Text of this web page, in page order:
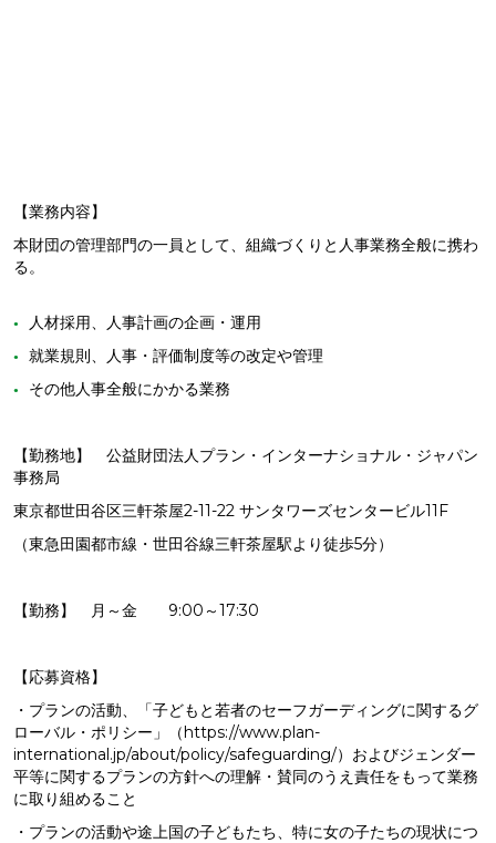
【業務内容】
本財団の管理部門の一員として、組織づくりと人事業務全般に携わ
る。
人材採用、人事計画の企画・運用
就業規則、人事・評価制度等の改定や管理
その他人事全般にかかる業務
【勤務地】 公益財団法人プラン・インターナショナル・ジャパン
事務局
東京都世田谷区三軒茶屋2-11-22 サンタワーズセンタービル11F
（東急田園都市線・世田谷線三軒茶屋駅より徒歩5分）
【勤務】 月～金 9:00～17:30
【応募資格】
・プランの活動、「子どもと若者のセーフガーディングに関するグ
ローバル・ポリシー」（https://www.plan-
international.jp/about/policy/safeguarding/）およびジェンダー
平等に関するプランの方針への理解・賛同のうえ責任をもって業務
に取り組めること
・プランの活動や途上国の子どもたち、特に女の子たちの現状につ